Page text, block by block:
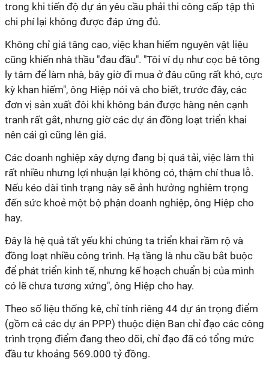
trong khi tiến độ dự án yêu cầu phải thi công cấp tập thì
chi phí lại không được đáp ứng đủ.
Không chỉ giá tăng cao, việc khan hiếm nguyên vật liệu
cũng khiến nhà thầu "đau đầu". "Tôi ví dụ như cọc bê tông
ly tâm để làm nhà, bây giờ đi mua ở đâu cũng rất khó, cực
kỳ khan hiếm", ông Hiệp nói và cho biết, trước đây, các
đơn vị sản xuất đôi khi không bán được hàng nên cạnh
tranh rất gắt, nhưng giờ các dự án đồng loạt triển khai
nên cái gì cũng lên giá.
Các doanh nghiệp xây dựng đang bị quá tải, việc làm thì
rất nhiều nhưng lợi nhuận lại không có, thậm chí thua lỗ.
Nếu kéo dài tình trạng này sẽ ảnh hưởng nghiêm trọng
đến sức khoẻ một bộ phận doanh nghiệp, ông Hiệp cho
hay.
Đây là hệ quả tất yếu khi chúng ta triển khai rầm rộ và
đồng loạt nhiều công trình. Hạ tầng là nhu cầu bắt buộc
để phát triển kinh tế, nhưng kế hoạch chuẩn bị của mình
có lẽ chưa tương xứng", ông Hiệp cho hay.
Theo số liệu thống kê, chỉ tính riêng 44 dự án trọng điểm
(gồm cả các dự án PPP) thuộc diện Ban chỉ đạo các công
trình trọng điểm đang theo dõi, chỉ đạo đã có tổng mức
đầu tư khoảng 569.000 tỷ đồng.